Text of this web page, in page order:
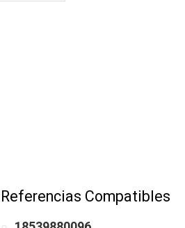
Referencias Compatibles